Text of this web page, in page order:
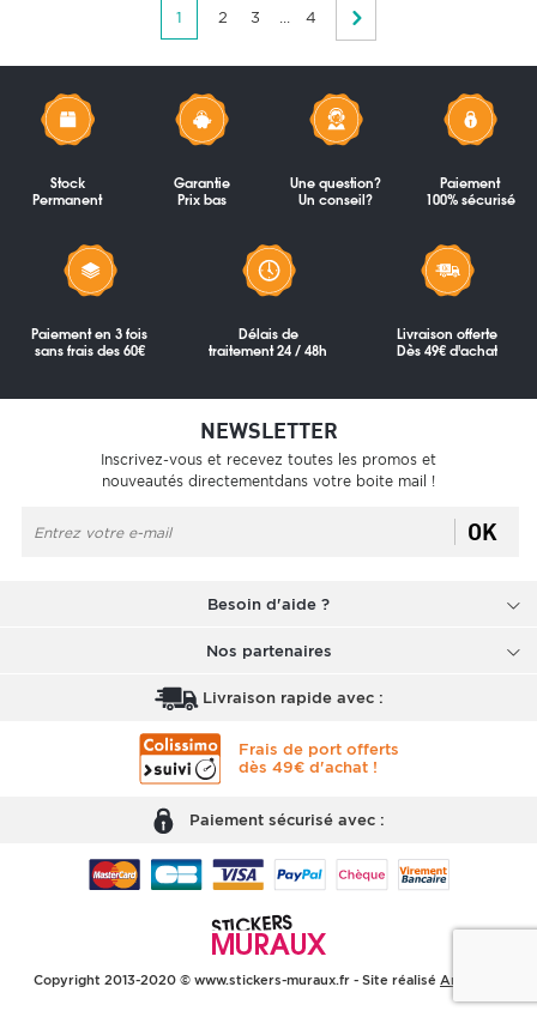
1 2 3 ... 4
Stock
Permanent
Garantie
Prix bas
Une question?
Un conseil?
Paiement
100% sécurisé
Paiement en 3 fois
sans frais des 60€
Délais de
traitement 24 / 48h
Livraison offerte
Dès 49€ d'achat
NEWSLETTER
Inscrivez-vous et recevez toutes les promos et
nouveautés directementdans votre boite mail !
OK
Besoin d'aide ?
Nos partenaires
Livraison rapide avec :
Frais de port offerts
dès 49€ d'achat !
Paiement sécurisé avec :
Copyright 2013-2020 © www.stickers-muraux.fr - Site réalisé Arobases